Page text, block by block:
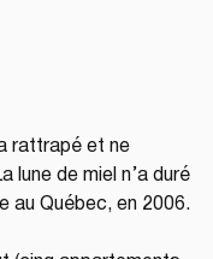
rattrapé et ne
de miel n’a duré
au Québec, en 2006.